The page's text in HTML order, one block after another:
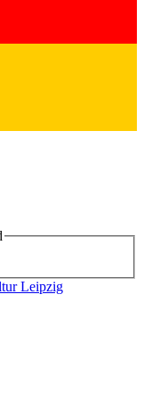
Leipzig